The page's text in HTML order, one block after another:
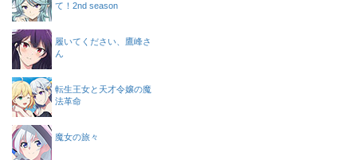
て！2nd season
履いてください、鷹峰さ
ん
転生王女と天才令嬢の魔
法革命
魔女の旅々